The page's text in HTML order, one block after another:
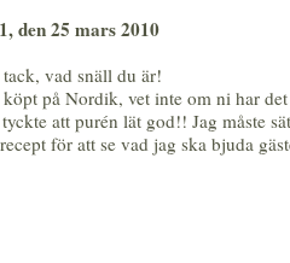
den 25 mars 2010
vad snäll du är!
på Nordik, vet inte om ni har
att purén lät god!! Jag måste
för att se vad jag ska bjuda